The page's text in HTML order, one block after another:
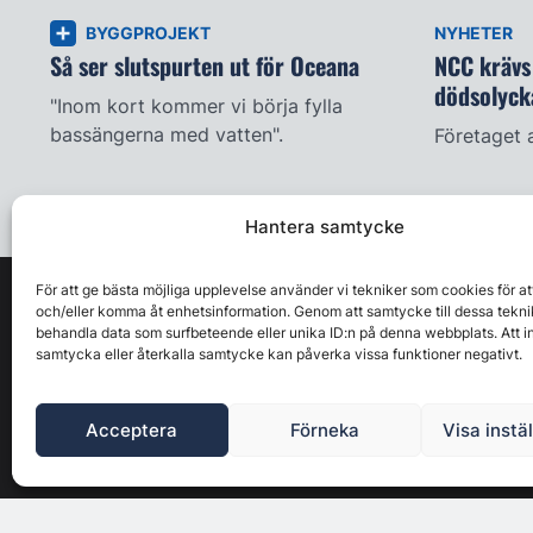
Hantera samtycke
För att ge bästa möjliga upplevelse använder vi tekniker som cookies för
och/eller komma åt enhetsinformation. Genom att samtycke till dessa
behandla data som surfbeteende eller unika ID:n på denna webbplats. Att
samtycka eller återkalla samtycke kan påverka vissa funktioner negativt.
Acceptera Förneka Visa
BYGGPROJEKT
Så ser slutspurten ut för Oceana
"Inom kort kommer vi börja fylla
bassängerna med vatten".
NYHETER
NCC
Företaget